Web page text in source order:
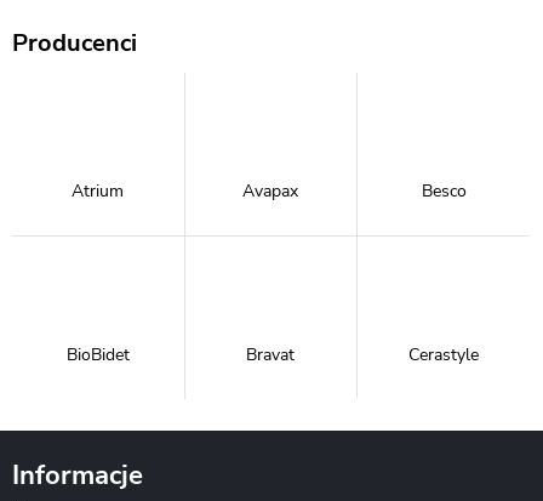
Producenci
Atrium Avapax Besco
BioBidet Bravat Cerastyle
Informacje